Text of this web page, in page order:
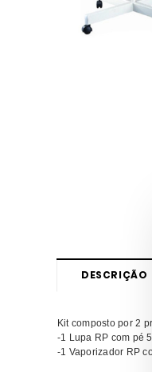
DESCRIÇÃO
Kit composto por 2
-1 Lupa RP com pé 5
-1 Vaporizador RP